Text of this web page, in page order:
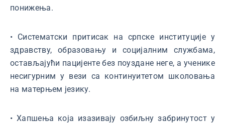
понижења.
• Систематски притисак на српске институције у
здравству, образовању и социјалним службама,
остављајући пацијенте без поуздане неге, а ученике
несигурним у вези са континуитетом школовања
на матерњем језику.
• Хапшења која изазивају озбиљну забринутост у